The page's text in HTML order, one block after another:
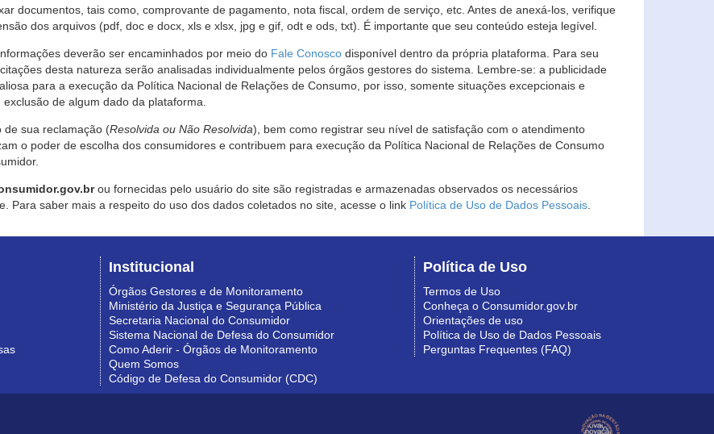
documentos, tais como, comprovante de pagamento, nota fiscal, ordem de serviço, etc. Antes de anexá-los, verifique
dos arquivos (pdf, doc e docx, xls e xlsx, jpg e gif, odt e ods, txt). É importante que seu conteúdo esteja legível.
deverão ser encaminhados por meio do Fale Conosco disponível dentro da própria plataforma. Para seu
desta natureza serão analisadas individualmente pelos órgãos gestores do sistema. Lembre-se: a publicidade
para a execução da Política Nacional de Relações de Consumo, por isso, somente situações excepcionais e
de algum dado da plataforma.
de sua reclamação (Resolvida ou Não Resolvida), bem como registrar seu nível de satisfação com o atendimento
o poder de escolha dos consumidores e contribuem para execução da Política Nacional de Relações de Consumo
ou fornecidas pelo usuário do site são registradas e armazenadas observados os necessários
Para saber mais a respeito do uso dos dados coletados no site, acesse o link Política de Uso de Dados Pessoais
Institucional
Órgãos Gestores e de Monitoramento
Ministério da Justiça e Segurança Pública
Secretaria Nacional do Consumidor
Sistema Nacional de Defesa do Consumidor
Como Aderir - Órgãos de Monitoramento
Quem Somos
Código de Defesa do Consumidor (CDC)
Política de Uso
Termos de Uso
Conheça o Consumidor.gov.br
Orientações de uso
Política de Uso de Dados Pessoais
Perguntas Frequentes (FAQ)